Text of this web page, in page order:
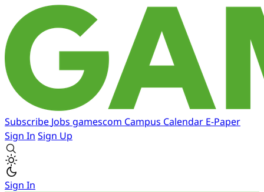
Subscribe Jobs gamescom Campus Calendar E-Paper
Sign In Sign Up
Sign In